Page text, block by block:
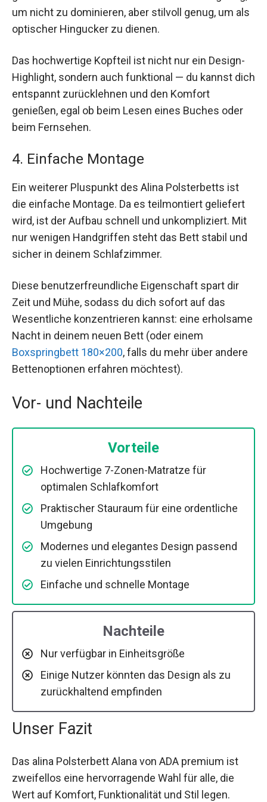
um nicht zu dominieren, aber stilvoll genug, um als
optischer Hingucker zu dienen.
Das hochwertige Kopfteil ist nicht nur ein Design-
Highlight, sondern auch funktional — du kannst dich
entspannt zurücklehnen und den Komfort
genießen, egal ob beim Lesen eines Buches oder
beim Fernsehen.
4. Einfache Montage
Ein weiterer Pluspunkt des Alina Polsterbetts ist
die einfache Montage. Da es teilmontiert geliefert
wird, ist der Aufbau schnell und unkompliziert. Mit
nur wenigen Handgriffen steht das Bett stabil und
sicher in deinem Schlafzimmer.
Diese benutzerfreundliche Eigenschaft spart dir
Zeit und Mühe, sodass du dich sofort auf das
Wesentliche konzentrieren kannst: eine erholsame
Nacht in deinem neuen Bett (oder einem
Boxspringbett 180×200, falls du mehr über andere
Bettenoptionen erfahren möchtest).
Vor- und Nachteile
Vorteile
Hochwertige 7-Zonen-Matratze für
optimalen Schlafkomfort
Praktischer Stauraum für eine ordentliche
Umgebung
Modernes und elegantes Design passend
zu vielen Einrichtungsstilen
Einfache und schnelle Montage
Nachteile
Nur verfügbar in Einheitsgröße
Einige Nutzer könnten das Design als zu
zurückhaltend empfinden
Unser Fazit
Das alina Polsterbett Alana von ADA premium ist
zweifellos eine hervorragende Wahl für alle, die
Wert auf Komfort, Funktionalität und Stil legen.